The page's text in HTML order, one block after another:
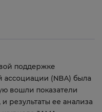
поддержке
ассоциации (NBA) была
вошли показатели
результаты ее анализа